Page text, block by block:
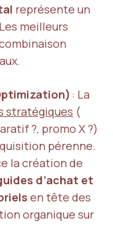
représente un
meilleurs
: La
stratégiques (
?, promo X ?)
pérenne.
la création de
d’achat et
en tête des
organique sur